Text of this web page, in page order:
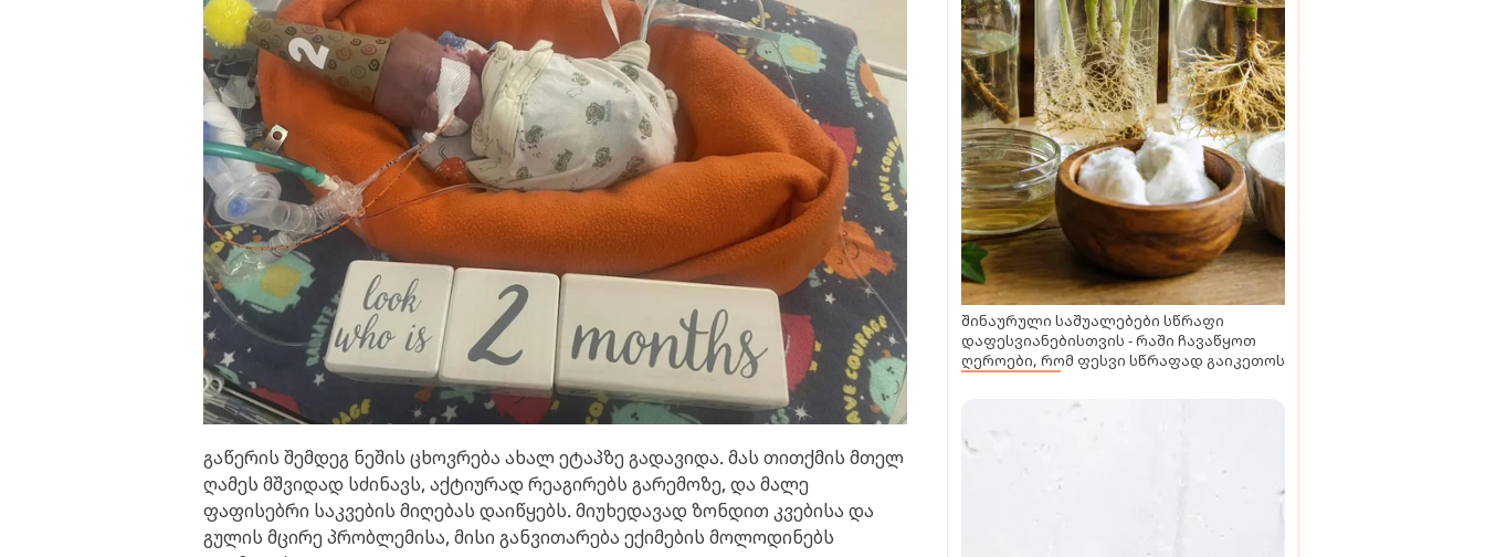
გაწერის შემდეგ ნეშის ცხოვრება ახალ ეტაპზე გადავიდა. მას თითქმის მთელ
ღამეს მშვიდად სძინავს, აქტიურად რეაგირებს გარემოზე, და მალე
ფაფისებრი საკვების მიღებას დაიწყებს. მიუხედავად ზონდით კვებისა და
გულის მცირე პრობლემისა, მისი განვითარება ექიმების მოლოდინებს
შინაურული საშუალებები სწრაფი
დაფესვიანებისთვის - რაში ჩავაწყოთ
ღეროები, რომ ფესვი სწრაფად გაიკეთოს